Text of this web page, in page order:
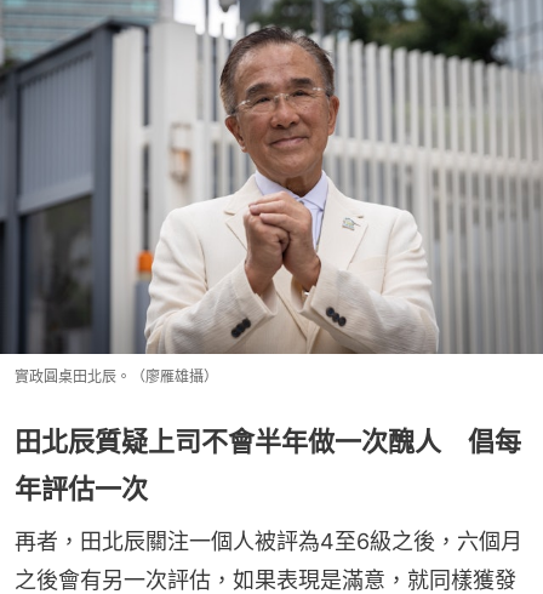
實政圓桌田北辰。（廖雁雄攝）
田北辰質疑上司不會半年做一次醜人 倡每
年評估一次
再者，田北辰關注一個人被評為4至6級之後，六個月
之後會有另一次評估，如果表現是滿意，就同樣獲發